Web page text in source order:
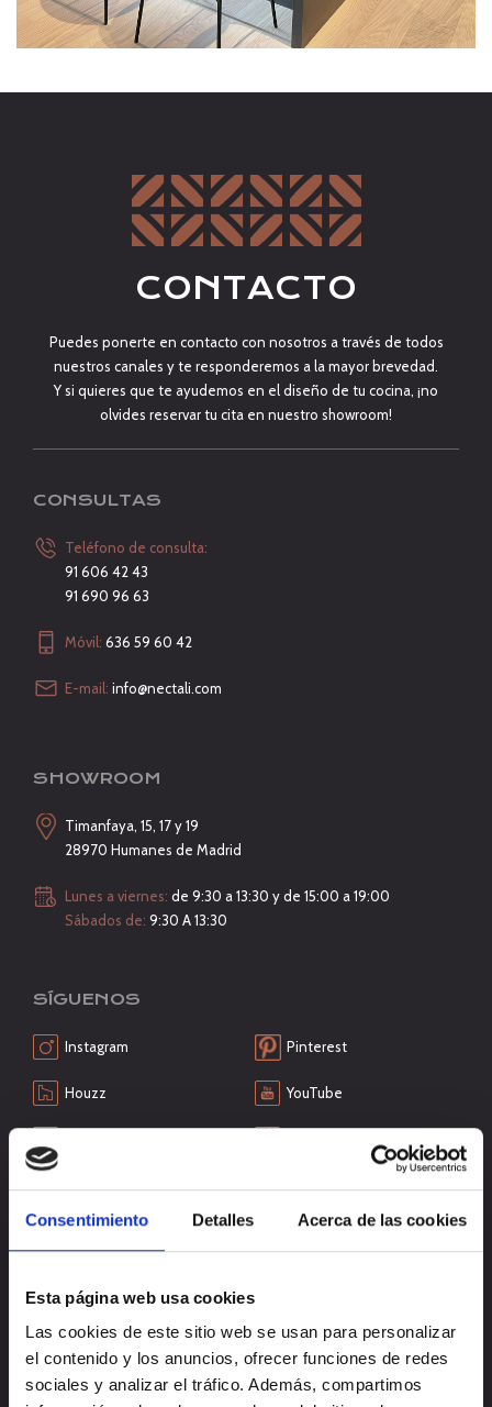
Consentimiento Detalles Acerca de las cookies
Esta página web usa cookies
Las cookies de este sitio web se usan para personalizar
el contenido y los anuncios, ofrecer funciones de redes
sociales y analizar el tráfico. Además, compartimos
CONTACTO
Puedes ponerte en contacto con nosotros a través de todos
nuestros canales y te responderemos a la mayor brevedad.
Y si quieres que te ayudemos en el diseño de tu cocina, ¡no
olvides reservar tu cita en nuestro showroom!
CONSULTAS
Teléfono de consulta:
91 606 42 43
91 690 96 63
Móvil: 636 59 60 42
E-mail: info@nectali.com
SHOWROOM
Timanfaya, 15, 17 y 19
28970 Humanes de Madrid
Lunes a viernes: de 9:30 a 13:30 y de 15:00 a 19:00
Sábados de: 9:30 A 13:30
SÍGUENOS
Instagram
Houzz
Pinterest
YouTube